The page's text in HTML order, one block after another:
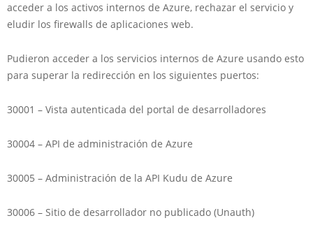
acceder a los activos internos de Azure, rechazar el servicio y
eludir los firewalls de aplicaciones web.
Pudieron acceder a los servicios internos de Azure usando esto
para superar la redirección en los siguientes puertos:
30001 – Vista autenticada del portal de desarrolladores
30004 – API de administración de Azure
30005 – Administración de la API Kudu de Azure
30006 – Sitio de desarrollador no publicado (Unauth)